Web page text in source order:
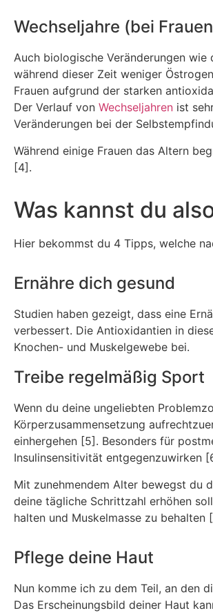
Wechseljahre (bei
Auch biologische Veränderungen
während dieser Zeit weniger
Frauen aufgrund der starken
Der Verlauf von Wechseljahren ist
Veränderungen bei der
Während einige Frauen das Altern
[4].
Was kannst du
Hier bekommst du 4 Tipps, welche
Ernähre dich gesund
Studien haben gezeigt, dass eine
verbessert. Die Antioxidantien in
Knochen- und Muskelgewebe bei.
Treibe regelmäßig Sport
Wenn du deine ungeliebten
Körperzusammensetzung
einhergehen [5]. Besonders für
Insulinsensitivität entgegenzuwirken
Mit zunehmendem Alter bewegst du
deine tägliche Schrittzahl erhöhen
halten und Muskelmasse zu behalten
Pflege deine Haut
Nun komme ich zu dem Teil, an den
Das Erscheinungsbild deiner Haut